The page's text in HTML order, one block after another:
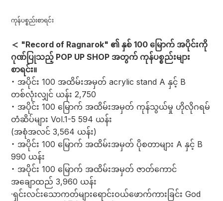
ကုန်ပစ္စည်းစာရင်း
＜ "Record of Ragnarok" ၏ နှစ် 100 မြောက် အပိုင်းကို
ဂုဏ်ပြုသည့် POP UP SHOP အတွက် ကုန်ပစ္စည်းများ
စာရင်း။
・ အပိုင်း 100 အထိမ်းအမှတ် acrylic stand A နှင့် B
တစ်လုံးလျှင် ယန်း 2,750
・ အပိုင်း 100 မြောက် အထိမ်းအမှတ် ကုန်သွယ်မှု ဟိုလိုဂရမ်
တံဆိပ်များ Vol.1-5 594 ယန်း
(အစုံအလင် 3,564 ယန်း)
・ အပိုင်း 100 မြောက် အထိမ်းအမှတ် ပိုစတာများ A နှင့် B
990 ယန်း
・ အပိုင်း 100 မြောက် အထိမ်းအမှတ် ဇာတ်ကောင်
အချောထည် 3,960 ယန်း
·ရှင်းလင်းသောကတ်များရောင်းဝယ်ဖောက်ကားခြင်း God